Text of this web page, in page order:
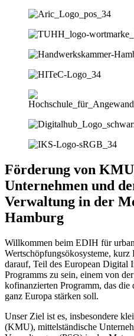
Förderung von
Unternehmen und
Verwaltung in der
Hamburg
Willkommen beim EDIH für
Wertschöpfungsökosysteme,
darauf, Teil des European
Programms zu sein, einem von
kofinanzierten Programm, das
ganz Europa stärken soll.
Unser Ziel ist es, insbesondere
(KMU), mittelständische